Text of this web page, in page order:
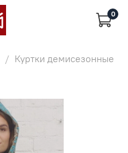
0
Куртки демисезонные